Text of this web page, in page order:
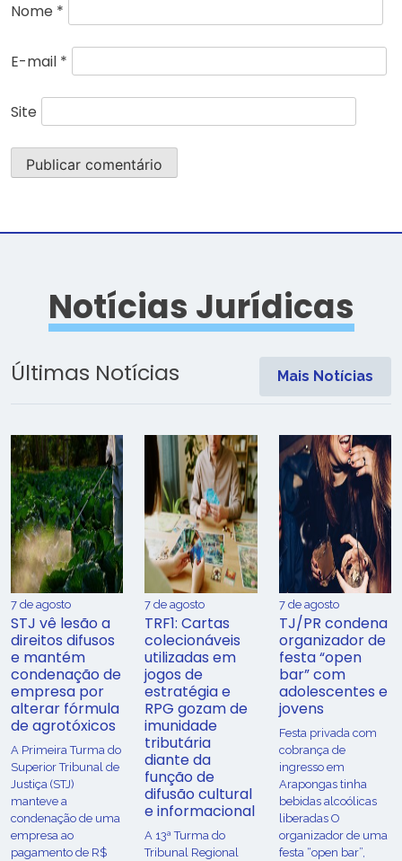
Nome *
E-mail *
Site
Notícias Jurídicas
Últimas Notícias Mais Notícias
7 de agosto
STJ vê lesão a
direitos difusos
e mantém
condenação de
empresa por
alterar fórmula
de agrotóxicos
​A Primeira Turma do
Superior Tribunal de
Justiça (STJ)
manteve a
condenação de uma
empresa ao
pagamento de R$
7 de agosto
TRF1: Cartas
colecionáveis
utilizadas em
jogos de
estratégia e
RPG gozam de
imunidade
tributária
diante da
função de
difusão cultural
e informacional
A 13ª Turma do
Tribunal Regional
7 de agosto
TJ/PR condena
organizador de
festa “open
bar” com
adolescentes e
jovens
Festa privada com
cobrança de
ingresso em
Arapongas tinha
bebidas alcoólicas
liberadas O
organizador de uma
festa “open bar”,